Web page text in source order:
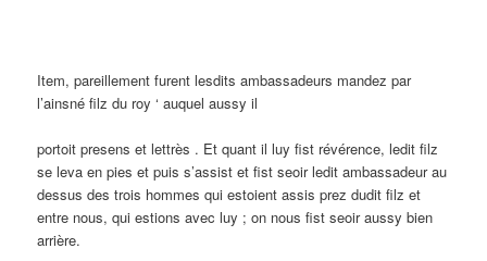
Item, pareillement furent lesdits ambassadeurs mandez par
l’ainsné filz du roy ‘ auquel aussy il
portoit presens et lettrès . Et quant il luy fist révérence, ledit filz
se leva en pies et puis s’assist et fist seoir ledit ambassadeur au
dessus des trois hommes qui estoient assis prez dudit filz et
entre nous, qui estions avec luy ; on nous fist seoir aussy bien
arrière.